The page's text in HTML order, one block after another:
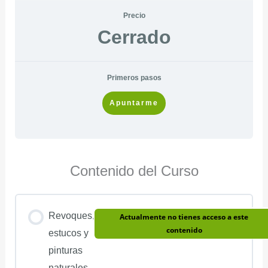
Precio
Cerrado
Primeros pasos
Apuntarme
Contenido del Curso
Revoques,
estucos y
pinturas
Actualmente no tienes acceso a este
contenido